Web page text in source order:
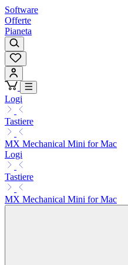
Software
Offerte
Pianeta
Logi
Tastiere
MX Mechanical Mini for Mac
Logi
Tastiere
MX Mechanical Mini for Mac